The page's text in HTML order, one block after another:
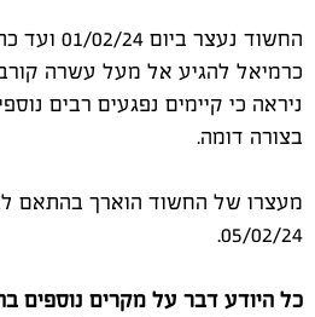
החשוד
כרמיאל להגיע אל מעל עשרה
ניראה כי קיימים נפגעים רבים
בצורה דומה.
מעצרו של החשוד הוארך בהתאם
05/02/24.
כל היודע דבר על מקרים נוספים